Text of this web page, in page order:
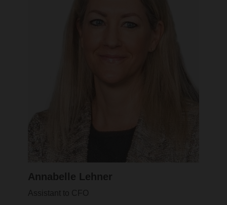
Annabelle Lehner
Assistant to CFO